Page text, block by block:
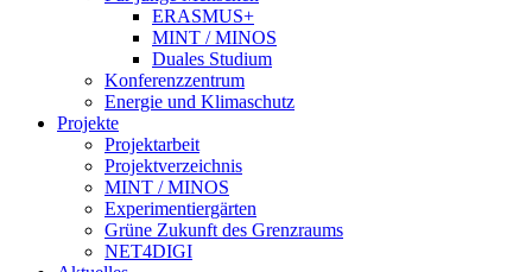
ERASMUS+
MINT / MINOS
Duales Studium
Konferenzzentrum
Energie und Klimaschutz
Projekte
Projektarbeit
Projektverzeichnis
MINT / MINOS
Experimentiergärten
Grüne Zukunft des Grenzraums
NET4DIGI